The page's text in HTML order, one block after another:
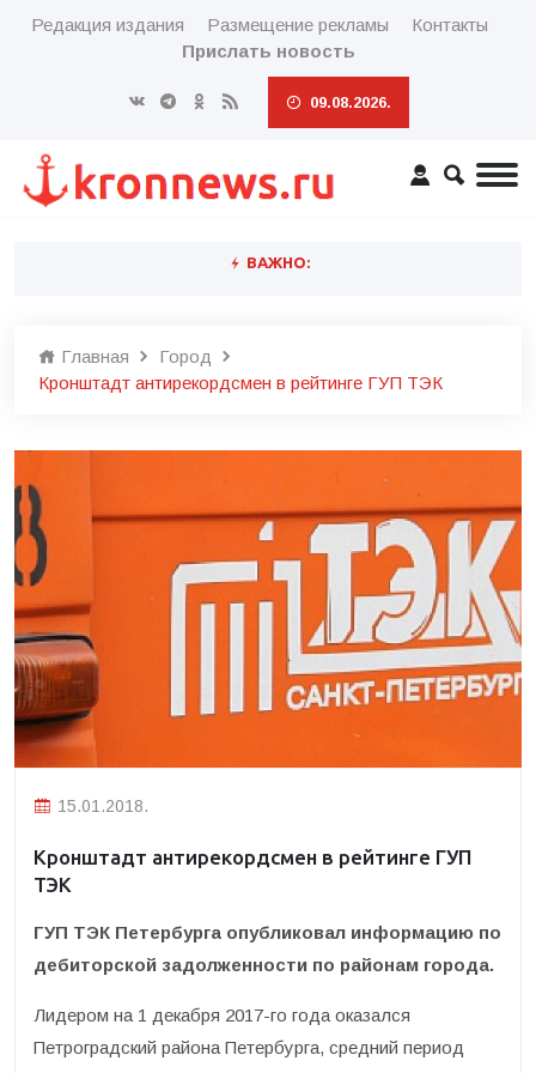
Редакция издания Размещение рекламы
Контакты
Прислать новость
09.08.2026.
ВАЖНО:
Главная
Город
Кронштадт антирекордсмен в рейтинге ГУП ТЭК
15.01.2018.
Кронштадт антирекордсмен в рейтинге ГУП
ТЭК
ГУП ТЭК Петербурга опубликовал информацию по
дебиторской задолженности по районам города.
Лидером на 1 декабря 2017-го года оказался
Петроградский района Петербурга, средний период